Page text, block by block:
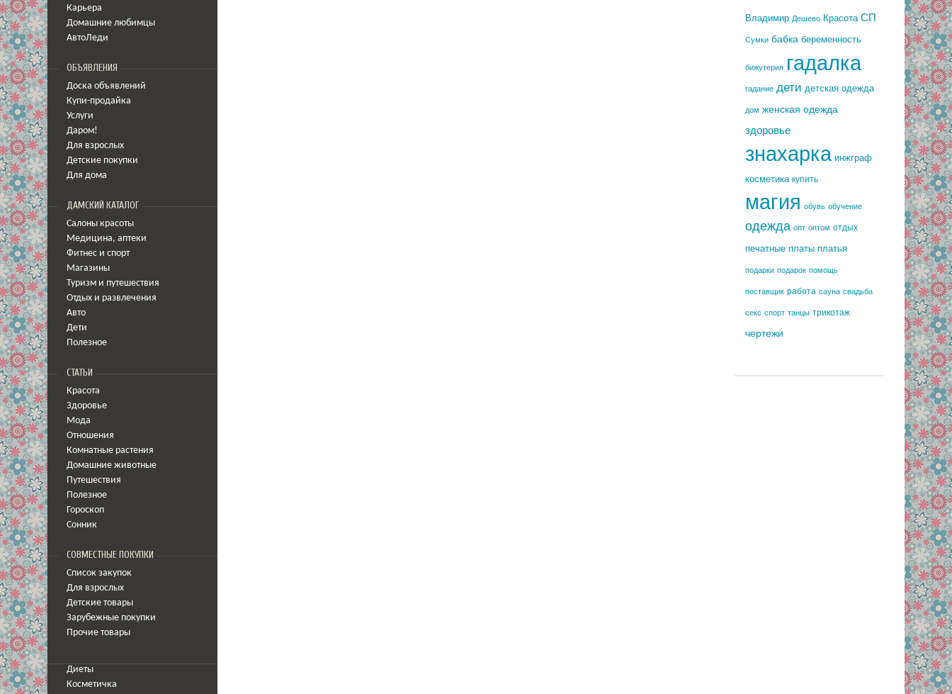
Карьера
Домашние любимцы
АвтоЛеди
ОБЪЯВЛЕНИЯ
Доска объявлений
Купи-продайка
Услуги
Даром!
Для взрослых
Детские покупки
Для дома
ДАМСКИЙ КАТАЛОГ
Салоны красоты
Медицина, аптеки
Фитнес и спорт
Магазины
Туризм и путешествия
Отдых и развлечения
Авто
Дети
Полезное
СТАТЬИ
Красота
Здоровье
Мода
Отношения
Комнатные растения
Домашние животные
Путешествия
Полезное
Гороскоп
Сонник
СОВМЕСТНЫЕ ПОКУПКИ
Список закупок
Для взрослых
Детские товары
Зарубежные покупки
Прочие товары
Диеты
Косметичка
Владимир Дешево Красота СП
Сумки бабка беременность
бижутерия гадалка
гадание дети детская одежда
дом женская одежда
здоровье
знахарка инжграф
косметика купить
магия обувь обучение
одежда опт оптом отдых
печатные платы платья
подарки подарок помощь
поставщик работа сауна свадьба
секс спорт танцы трикотаж
чертежи